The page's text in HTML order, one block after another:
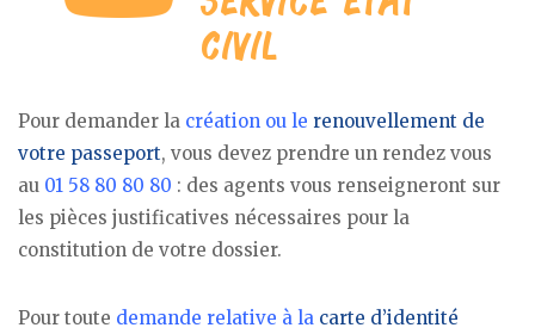
Pour demander la création ou le renouvellement de
votre passeport, vous devez prendre un rendez vous
au 01 58 80 80 80 : des agents vous renseigneront sur
les pièces justificatives nécessaires pour la
constitution de votre dossier.
Pour toute demande relative à la carte d’identité